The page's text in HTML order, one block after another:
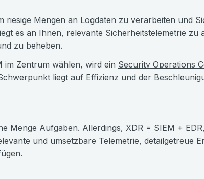
Mengen an Logdaten zu verarbeiten und
es an Ihnen, relevante Sicherheitstelemetrie zu
zu beheben.
im Zentrum wählen, wird ein Security Operations
liegt auf Effizienz und der
Menge Aufgaben. Allerdings, XDR = SIEM +
und umsetzbare Telemetrie, detailgetreue